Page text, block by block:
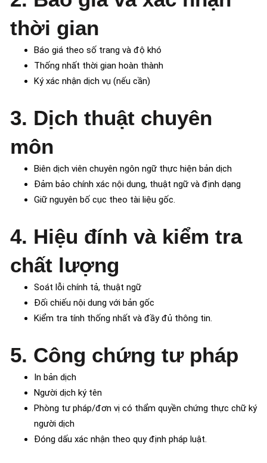
thời gian
Báo giá theo số trang và độ khó
Thống nhất thời gian hoàn thành
Ký xác nhận dịch vụ (nếu cần)
3. Dịch thuật chuyên
môn
Biên dịch viên chuyên ngôn ngữ thực hiện bản dịch
Đảm bảo chính xác nội dung, thuật ngữ và định dạng
Giữ nguyên bố cục theo tài liệu gốc.
4. Hiệu đính và kiểm tra
chất lượng
Soát lỗi chính tả, thuật ngữ
Đối chiếu nội dung với bản gốc
Kiểm tra tính thống nhất và đầy đủ thông tin.
5. Công chứng tư pháp
In bản dịch
Người dịch ký tên
Phòng tư pháp/đơn vị có thẩm quyền chứng thực chữ ký
người dịch
Đóng dấu xác nhận theo quy định pháp luật.